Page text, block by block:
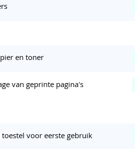
en toner
van geprinte pagina's
voor eerste gebruik